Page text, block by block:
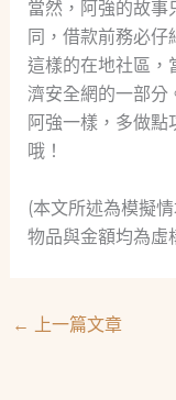
當然，阿強的故事
同，借款前務必
這樣的在地社區，
濟安全網的一部分
阿強一樣，多做
哦！
(本文所述為模擬
物品與金額均為虛
← 上一篇文章